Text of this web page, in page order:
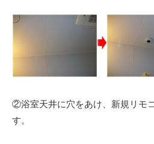
②浴室天井に穴をあけ、新規リモ
す。